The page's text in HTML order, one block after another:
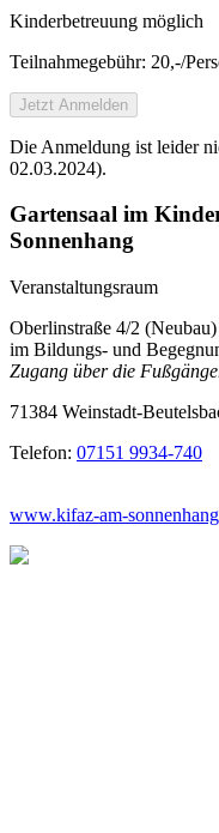
Kinderbetreuung möglich
Teilnahmegebühr: 20,-/
Jetzt Anmelden
Die Anmeldung ist leider
02.03.2024).
Gartensaal im
Sonnenhang
Veranstaltungsraum
Oberlinstraße 4/2 (Neubau)
im Bildungs- und
Zugang über die
71384 Weinstadt-
Telefon: 07151 9934-740
www.kifaz-am-